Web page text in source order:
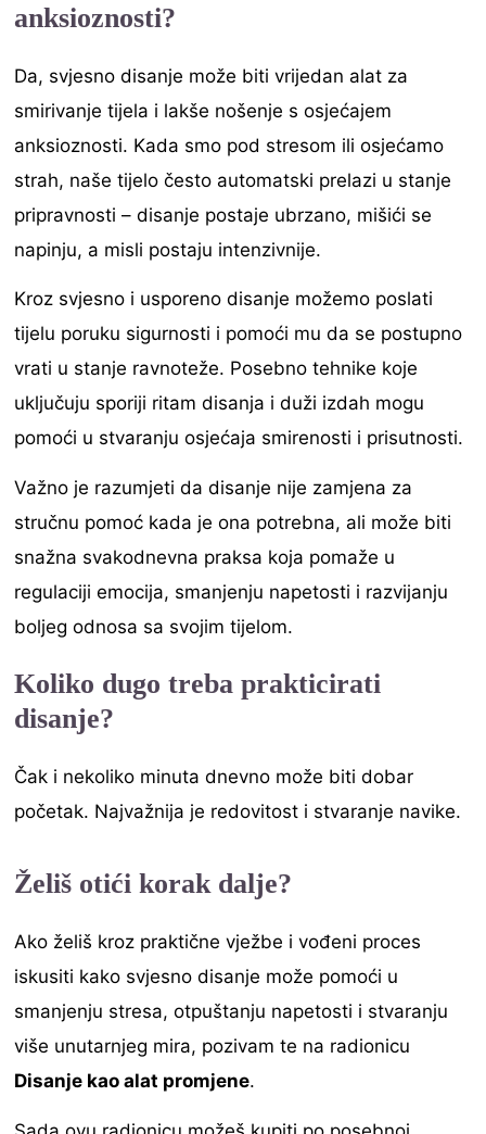
anksioznosti?
Da, svjesno disanje može biti vrijedan alat za
smirivanje tijela i lakše nošenje s osjećajem
anksioznosti. Kada smo pod stresom ili osjećamo
strah, naše tijelo često automatski prelazi u stanje
pripravnosti – disanje postaje ubrzano, mišići se
napinju, a misli postaju intenzivnije.
Kroz svjesno i usporeno disanje možemo poslati
tijelu poruku sigurnosti i pomoći mu da se postupno
vrati u stanje ravnoteže. Posebno tehnike koje
uključuju sporiji ritam disanja i duži izdah mogu
pomoći u stvaranju osjećaja smirenosti i prisutnosti.
Važno je razumjeti da disanje nije zamjena za
stručnu pomoć kada je ona potrebna, ali može biti
snažna svakodnevna praksa koja pomaže u
regulaciji emocija, smanjenju napetosti i razvijanju
boljeg odnosa sa svojim tijelom.
Koliko dugo treba prakticirati
disanje?
Čak i nekoliko minuta dnevno može biti dobar
početak. Najvažnija je redovitost i stvaranje navike.
Želiš otići korak dalje?
Ako želiš kroz praktične vježbe i vođeni proces
iskusiti kako svjesno disanje može pomoći u
smanjenju stresa, otpuštanju napetosti i stvaranju
više unutarnjeg mira, pozivam te na radionicu
Disanje kao alat promjene.